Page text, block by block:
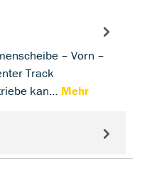
– Vorn –
Track
kan… Mehr